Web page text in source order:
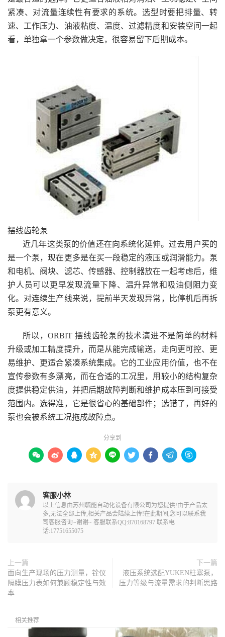
紧凑、对流量连续性有要求的系统。选型时要把排量、转
速、工作压力、油液粘度、温度、过滤精度和安装空间一起
看，单独拿一个参数做决定，很容易留下后期成本。
摆线齿轮泵
近几年这类泵的价值还在向系统化延伸。过去用户买的
是一个泵，现在更多是在买一段稳定的液压或润滑能力。泵
和电机、阀块、滤芯、传感器、控制器放在一起考虑后，维
护人员可以更早发现流量下降、温升异常和吸油侧阻力变
化。对连续生产线来说，提前半天发现异常，比停机后再拆
泵更有意义。
所以，ORBIT 摆线齿轮泵的技术演进不是简单的材料
升级或加工精度提升，而是从能完成输送，走向更可控、更
易维护、更适合紧凑系统集成。它的工业应用价值，也不在
宣传参数有多漂亮，而在合适的工况里，用较小的结构复杂
度提供稳定供油，并把后期故障判断和维护成本压到可接受
范围内。选得准，它是很省心的基础部件；选错了，再好的
泵也会被系统工况拖成故障点。
分享到
        
客服小林
以上信息由苏州毓能自动化设备有限公司为您提供!由于产品太
多,无法全部上传,相关产品会陆续上传!在此期间,您可以联系我
司客服咨询~谢谢~ 客服联系QQ:870168797 联系电
话:17751655075
上一篇
面向生产现场的压力测量，铨仪
隔膜压力表如何兼顾稳定性与效
率
下一篇
液压系统选配YUKEN柱塞泵，
压力等级与流量需求的判断思路
相关推荐